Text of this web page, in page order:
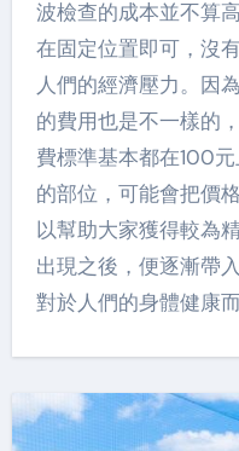
波檢查的成本並不算
在固定位置即可，沒
人們的經濟壓力。因
的費用也是不一樣的
費標準基本都在100
的部位，可能會把價
以幫助大家獲得較為
出現之後，便逐漸帶
對於人們的身體健康